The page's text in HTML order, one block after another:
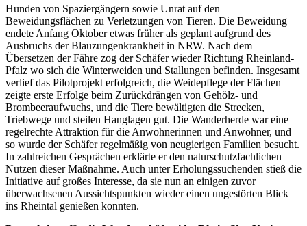
Hunden von Spaziergängern sowie Unrat auf den
Beweidungsflächen zu Verletzungen von Tieren. Die Beweidung
endete Anfang Oktober etwas früher als geplant aufgrund des
Ausbruchs der Blauzungenkrankheit in NRW. Nach dem
Übersetzen der Fähre zog der Schäfer wieder Richtung Rheinland-
Pfalz wo sich die Winterweiden und Stallungen befinden. Insgesamt
verlief das Pilotprojekt erfolgreich, die Weidepflege der Flächen
zeigte erste Erfolge beim Zurückdrängen von Gehölz- und
Brombeeraufwuchs, und die Tiere bewältigten die Strecken,
Triebwege und steilen Hanglagen gut. Die Wanderherde war eine
regelrechte Attraktion für die Anwohnerinnen und Anwohner, und
so wurde der Schäfer regelmäßig von neugierigen Familien besucht.
In zahlreichen Gesprächen erklärte er den naturschutzfachlichen
Nutzen dieser Maßnahme. Auch unter Erholungssuchenden stieß die
Initiative auf großes Interesse, da sie nun an einigen zuvor
überwachsenen Aussichtspunkten wieder einen ungestörten Blick
ins Rheintal genießen konnten.